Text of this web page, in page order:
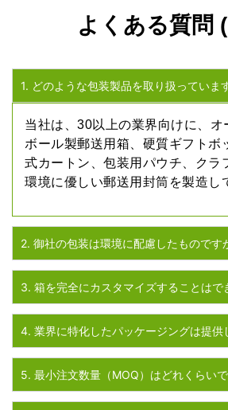
よくある質問
1. どのような包装製品を取り扱っていま
当社は、30以上の業界向けに、オ
ボール製郵送用箱、硬質ギフトボ
式カートン、包装用パウチ、クラ
環境に優しい郵送用封筒を製造し
2. 御社の包装は環境に配慮したものです
3. 箱を完全にカスタマイズすることはで
4. 業界に特化したパッケージングは提供
5. 最小注文数量（MOQ）はどれくらい